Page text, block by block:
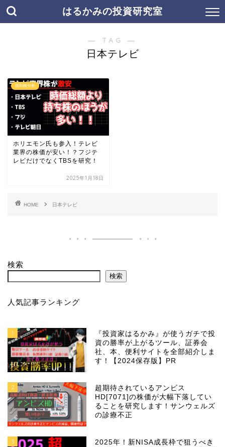
はるかみの投資研究室
― TAG ―
日本テレビ
個別株分析
ホリエモン氏も参入！テレビ
業界の株価が安い！？フジテ
レビだけでなくTBSを研究！
2025年1月18日
HOME 日本テレビ
検索
検索
人気記事ランキング
1
『投資家はるかみ』が使うガチで投
資の勝率が上がるツール、証券会
社、本、便利サイトを全部紹介しま
す！【2024保存版】PR
2
超期待されているアンビス
HD[7071]の株価が大幅下落してい
ることを研究します！サンウェルズ
の診療不正
3
2025年！新NISA成長枠で狙うべき